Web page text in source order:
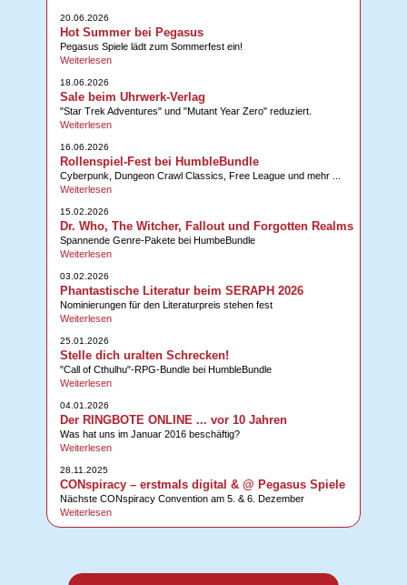
20.06.2026
Hot Summer bei Pegasus
Pegasus Spiele lädt zum Sommerfest ein!
Weiterlesen
18.06.2026
Sale beim Uhrwerk-Verlag
"Star Trek Adventures" und "Mutant Year Zero" reduziert.
Weiterlesen
16.06.2026
Rollenspiel-Fest bei HumbleBundle
Cyberpunk, Dungeon Crawl Classics, Free League und mehr ...
Weiterlesen
15.02.2026
Dr. Who, The Witcher, Fallout und Forgotten Realms
Spannende Genre-Pakete bei HumbeBundle
Weiterlesen
03.02.2026
Phantastische Literatur beim SERAPH 2026
Nominierungen für den Literaturpreis stehen fest
Weiterlesen
25.01.2026
Stelle dich uralten Schrecken!
"Call of Cthulhu"-RPG-Bundle bei HumbleBundle
Weiterlesen
04.01.2026
Der RINGBOTE ONLINE ... vor 10 Jahren
Was hat uns im Januar 2016 beschäftig?
Weiterlesen
28.11.2025
CONspiracy – erstmals digital & @ Pegasus Spiele
Nächste CONspiracy Convention am 5. & 6. Dezember
Weiterlesen